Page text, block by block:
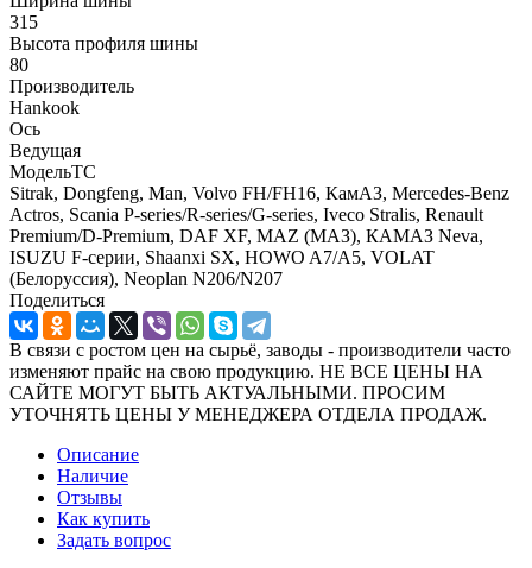
315
Высота профиля шины
80
Производитель
Hankook
Ось
Ведущая
МодельТС
Sitrak, Dongfeng, Man, Volvo FH/FH16, КамАЗ, Mercedes-Benz
Actros, Scania P-series/R-series/G-series, Iveco Stralis, Renault
Premium/D-Premium, DAF XF, MAZ (МАЗ), КАМАЗ Neva,
ISUZU F-серии, Shaanxi SX, HOWO A7/A5, VOLAT
(Белоруссия), Neoplan N206/N207
Поделиться
В связи с ростом цен на сырьё, заводы - производители часто
изменяют прайс на свою продукцию. НЕ ВСЕ ЦЕНЫ НА
САЙТЕ МОГУТ БЫТЬ АКТУАЛЬНЫМИ. ПРОСИМ
УТОЧНЯТЬ ЦЕНЫ У МЕНЕДЖЕРА ОТДЕЛА ПРОДАЖ.
Описание
Наличие
Отзывы
Как купить
Задать вопрос